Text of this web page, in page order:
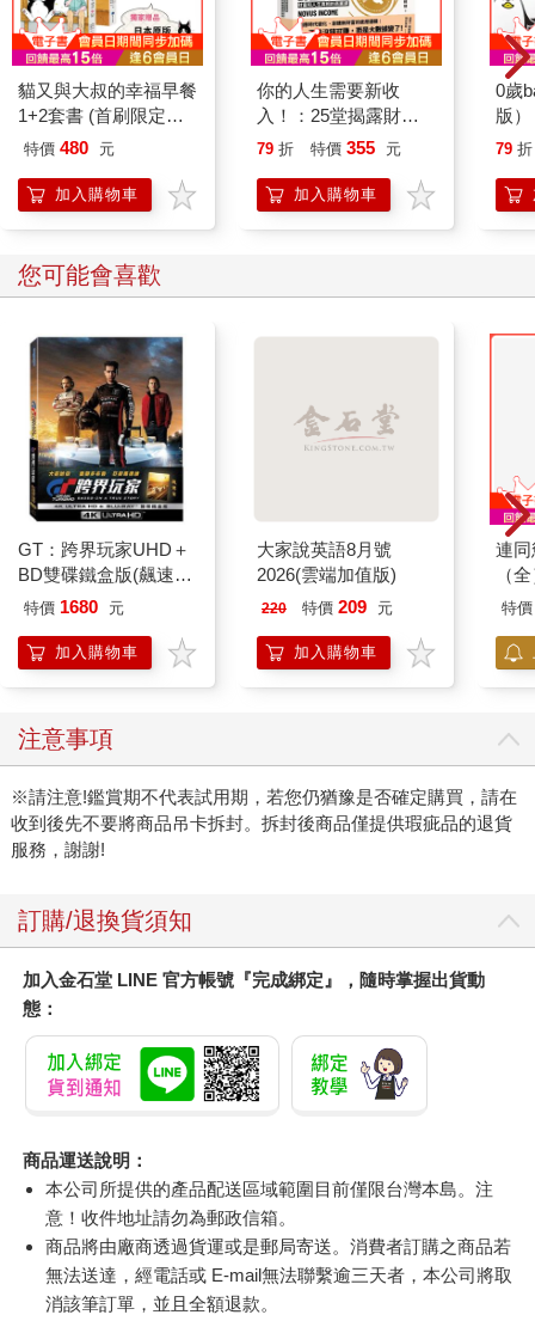
貓又與大叔的幸福早餐
1+2套書 (首刷限定加
贈「一起走過雨天晴
籤)
特價 480 元
加入購物車
你的人生需要新收
入！：25堂揭露財富
和人生真相的商業洞察
專心快樂發展自己！
79 折 特價 355 元
加入購物車
0歲
版）
79 折
您可能會喜歡
GT：跨界玩家UHD＋
BD雙碟鐵盒版(飆速
金)
特價 1680 元
加入購物車
大家說英語8月號
2026(雲端加值版)
220 特價 209 元
加入購物車
連
（
特價
注意事項
※請注意!鑑賞期不代表試用期，若您仍猶豫是否確定購買，請在
收到後先不要將商品吊卡拆封。拆封後商品僅提供瑕疵品的退貨
服務，謝謝!
訂購/退換貨須知
加入金石堂 LINE 官方帳號『完成綁定』，隨時掌握出貨動
態：
商品運送說明：
本公司所提供的產品配送區域範圍目前僅限台灣本島。注
意！收件地址請勿為郵政信箱。
商品將由廠商透過貨運或是郵局寄送。消費者訂購之商品若
無法送達，經電話或 E-mail無法聯繫逾三天者，本公司將取
消該筆訂單，並且全額退款。